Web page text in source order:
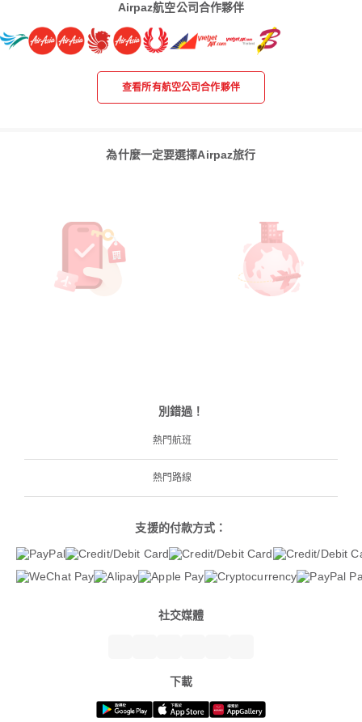
Airpaz航空公司合作夥伴
查看所有航空公司合作夥伴
為什麼一定要選擇Airpaz旅行
別錯過！
熱門航班
熱門路線
支援的付款方式：
社交媒體
下載